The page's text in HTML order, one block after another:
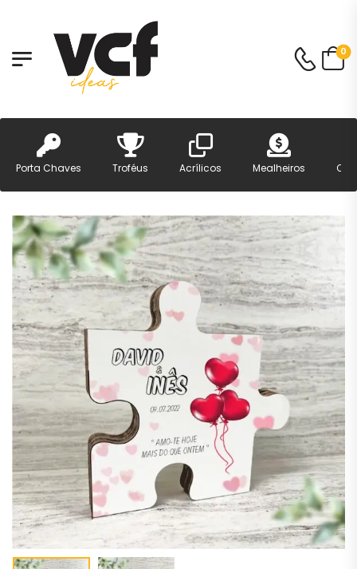
0
Porta Chaves Troféus Acrílicos Mealheiros